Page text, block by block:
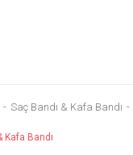
Saç Bandı & Kafa Bandı